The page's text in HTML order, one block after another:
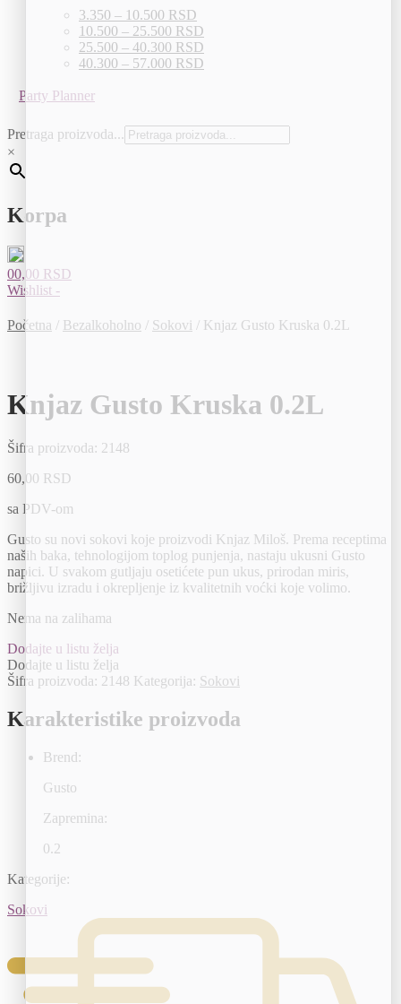
3.350 – 10.500 RSD
10.500 – 25.500 RSD
25.500 – 40.300 RSD
40.300 – 57.000 RSD
Party Planner
Pretraga proizvoda...
×
Korpa
00,00 RSD
Wishlist -
Početna / Bezalkoholno / Sokovi / Knjaz Gusto Kruska 0.2L
Knjaz Gusto Kruska 0.2L
Šifra proizvoda: 2148
60,00 RSD
sa PDV-om
Gusto su novi sokovi koje proizvodi Knjaz Miloš. Prema receptima
naših baka, tehnologijom toplog punjenja, nastaju ukusni Gusto
napici. U svakom gutljaju osetićete pun ukus, prirodan miris,
brižljivu izradu i okrepljenje iz kvalitetnih voćki koje volimo.
Nema na zalihama
Dodajte u listu želja
Dodajte u listu želja
Šifra proizvoda: 2148 Kategorija: Sokovi
Karakteristike proizvoda
Brend:
Gusto
Zapremina:
0.2
Kategorije:
Sokovi